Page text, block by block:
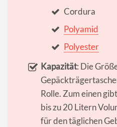
Cordura
Polyamid
Polyester
Kapazität: Die
Rolle. Zum einen
bis zu 20 Litern
für den täglichen